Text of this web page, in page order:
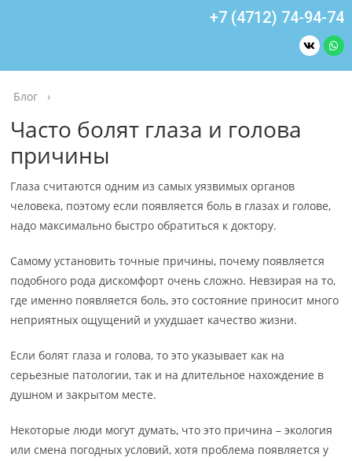
+7 (4712) 74-94-74
Блог ›
Часто болят глаза и голова
причины
Глаза считаются одним из самых уязвимых органов
человека, поэтому если появляется боль в глазах и голове,
надо максимально быстро обратиться к доктору.
Самому установить точные причины, почему появляется
подобного рода дискомфорт очень сложно. Невзирая на то,
где именно появляется боль, это состояние приносит много
неприятных ощущений и ухудшает качество жизни.
Если болят глаза и голова, то это указывает как на
серьезные патологии, так и на длительное нахождение в
душном и закрытом месте.
Некоторые люди могут думать, что это причина – экология
или смена погодных условий, хотя проблема появляется у